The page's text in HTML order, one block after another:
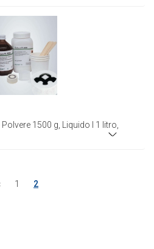
1500 g, Liquido I 1 litro,
1 2